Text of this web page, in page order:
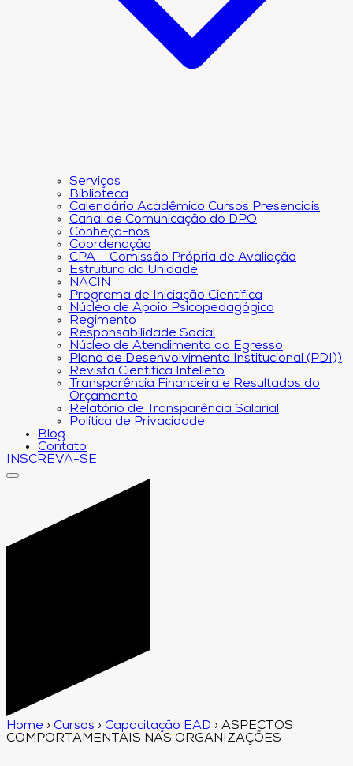
Serviços
Biblioteca
Calendário Acadêmico Cursos Presenciais
Canal de Comunicação do DPO
Conheça-nos
Coordenação
CPA – Comissão Própria de Avaliação
Estrutura da Unidade
NACIN
Programa de Iniciação Científica
Núcleo de Apoio Psicopedagógico
Regimento
Responsabilidade Social
Núcleo de Atendimento ao Egresso
Plano de Desenvolvimento Institucional (PDI))
Revista Científica Intelleto
Transparência Financeira e Resultados do
Orçamento
Relatório de Transparência Salarial
Política de Privacidade
Blog
Contato
INSCREVA-SE
Home › Cursos › Capacitação EAD › ASPECTOS
COMPORTAMENTAIS NAS ORGANIZAÇÕES